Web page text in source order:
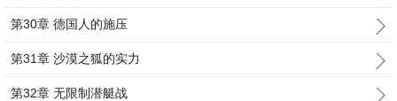
第30章 德国人的施压
第31章 沙漠之狐的实力
第32章 无限制潜艇战